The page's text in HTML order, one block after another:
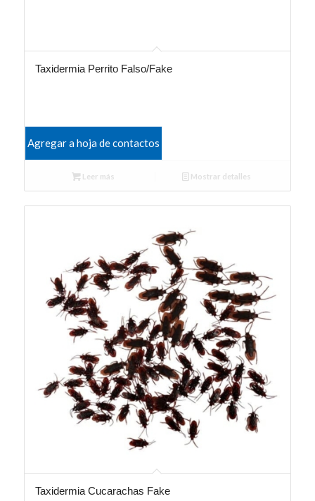
Taxidermia Perrito Falso/Fake
Agregar a hoja de contactos
Leer más Mostrar detalles
Taxidermia Cucarachas Fake